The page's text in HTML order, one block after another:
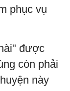
phục vụ
được
còn phải
này